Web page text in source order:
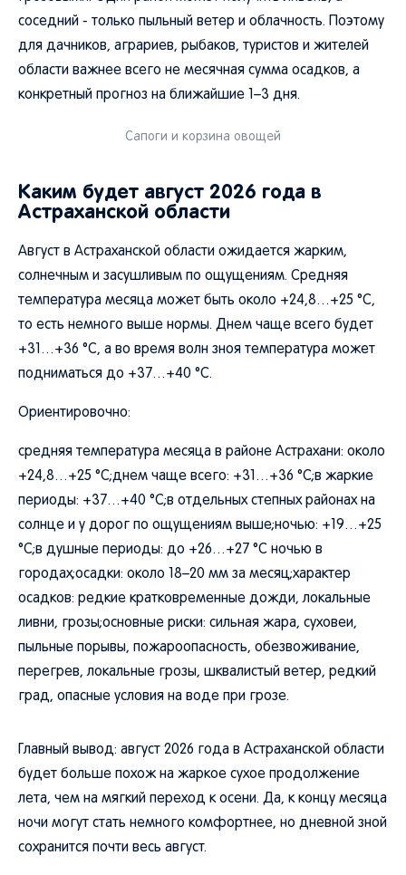
соседний - только пыльный ветер и облачность. Поэтому
для дачников, аграриев, рыбаков, туристов и жителей
области важнее всего не месячная сумма осадков, а
конкретный прогноз на ближайшие 1–3 дня.
Сапоги и корзина овощей
Каким будет август 2026 года в
Астраханской области
Август в Астраханской области ожидается жарким,
солнечным и засушливым по ощущениям. Средняя
температура месяца может быть около +24,8…+25 °C,
то есть немного выше нормы. Днем чаще всего будет
+31…+36 °C, а во время волн зноя температура может
подниматься до +37…+40 °C.
Ориентировочно:
средняя температура месяца в районе Астрахани: около
+24,8…+25 °C;днем чаще всего: +31…+36 °C;в жаркие
периоды: +37…+40 °C;в отдельных степных районах на
солнце и у дорог по ощущениям выше;ночью: +19…+25
°C;в душные периоды: до +26…+27 °C ночью в
городах;осадки: около 18–20 мм за месяц;характер
осадков: редкие кратковременные дожди, локальные
ливни, грозы;основные риски: сильная жара, суховеи,
пыльные порывы, пожароопасность, обезвоживание,
перегрев, локальные грозы, шквалистый ветер, редкий
град, опасные условия на воде при грозе.
Главный вывод: август 2026 года в Астраханской области
будет больше похож на жаркое сухое продолжение
лета, чем на мягкий переход к осени. Да, к концу месяца
ночи могут стать немного комфортнее, но дневной зной
сохранится почти весь август.